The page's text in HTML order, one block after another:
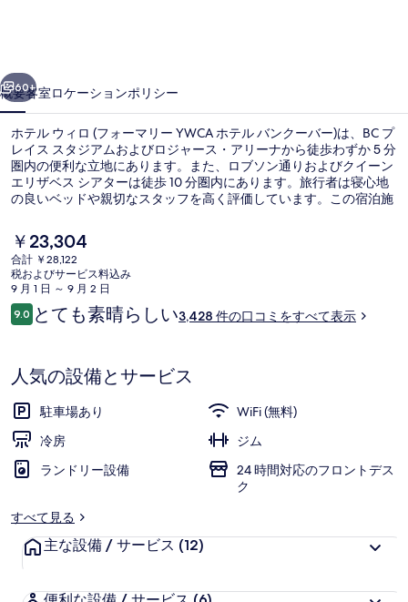
ォ
ー
マ
リ
ー
YWCA
ホ
テ
ル
ン
ク
ー
バ
の
次へ
60+
概要客室ロケーションポリシー
ホテル ウィロ (フォーマリー YWCA ホテル バンクーバー)は、BC プ
レイス スタジアムおよびロジャース・アリーナから徒歩わずか 5 分
圏内の便利な立地にあります。また、ロブソン通りおよびクイーン
エリザベス シアターは徒歩 10 分圏内にあります。旅行者は寝心地
の良いベッドや親切なスタッフを高く評価しています。この宿泊施
ム - チャイナタウン駅までは 3 分、地下鉄バンクーバーシティセン
ター駅までは 8 分です。
現
在
の
料
金
は
す
￥23,304
合計 ￥28,122
税およびサービス料込み
9 月 1 日 ～ 9 月 2 日
口
コ
9.010段階中9.0
とても素晴らしい3,428 件の口コミをすべて表示
人気の設備とサービス
駐車場あり
WiFi (無料)
冷房
ジム
ランドリー設備
24 時間対応のフロントデス
ク
すべて見る
主な設備 / サービス (12)